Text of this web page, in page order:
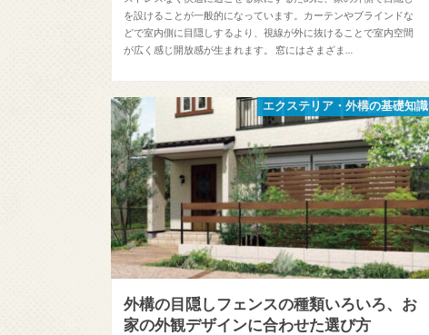
を設けることが一般的になっています。カーテンやブラインドな
どで室内側に目隠しするより、視線が外に抜けることで室内空間
が広く感じ開放感が生まれます。 窓にはさまざま…
エクステリア・外構の基礎知識
外構の目隠しフェンスの種類いろいろ、お
家の外観デザインに合わせた選び方